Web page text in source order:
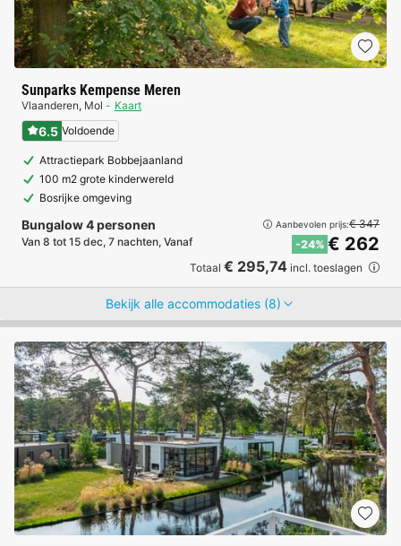
Sunparks Kempense Meren
Vlaanderen, Mol Kaart
6.5 Voldoende
Attractiepark Bobbejaanland
100 m2 grote kinderwereld
Bosrijke omgeving
Bungalow 4 personen
Van 8 tot 15 dec, 7 nachten, Vanaf
Aanbevolen prijs:€ 347
-24% € 262
Totaal € 295,74 incl. toeslagen
Bekijk alle accommodaties (8)